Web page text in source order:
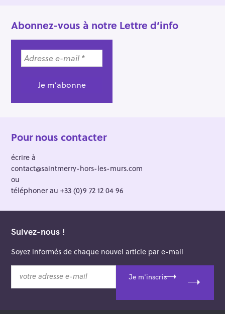
Abonnez-vous à notre Lettre d’info
Pour nous contacter
écrire à
contact@saintmerry-hors-les-murs.com
ou
téléphoner au +33 (0)9 72 12 04 96
Suivez-nous !
Soyez informés de chaque nouvel article par e-mail
t
Je m'inscris